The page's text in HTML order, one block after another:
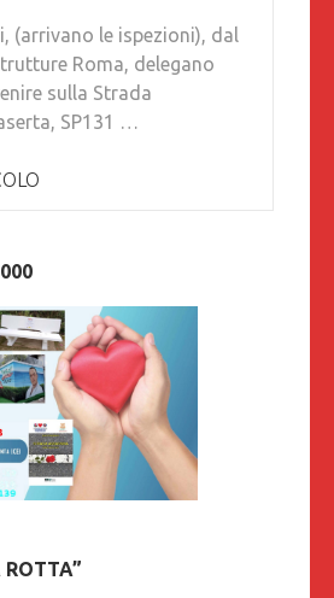
(arrivano le ispezioni), dal
Roma, delegano
sulla Strada
SP131 …